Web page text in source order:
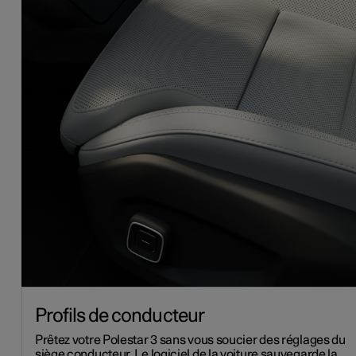
Profils de conducteur
Prêtez votre Polestar 3 sans vous soucier des réglages du